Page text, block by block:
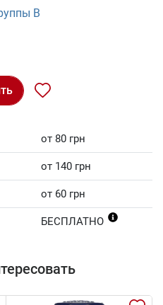
В
от 80 грн
от 140 грн
от 60 грн
БЕСПЛАТНО